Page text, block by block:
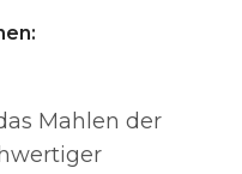
Mahlen der